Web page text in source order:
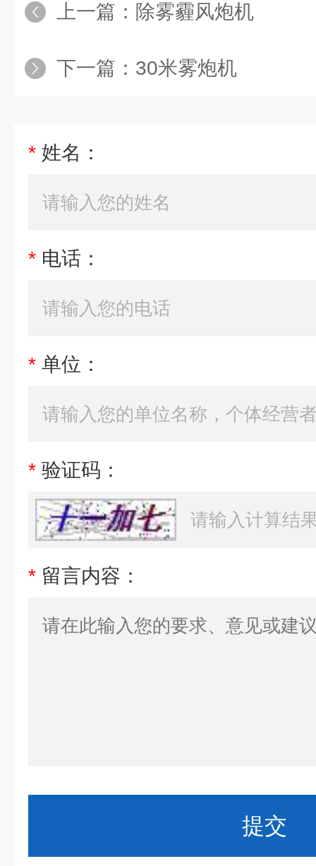
上一篇： 除雾霾风炮机
下一篇： 30米雾炮机
* 姓名：
* 电话：
* 单位：
* 验证码：
* 留言内容：